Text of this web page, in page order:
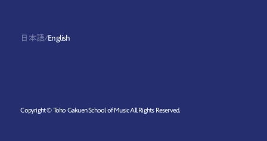
日本語/English
Copyright © Toho Gakuen School of Music All Rights Reserved.